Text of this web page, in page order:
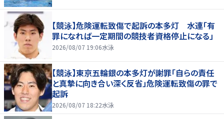
【競泳】危険運転致傷で起訴の本多灯 水連「有
罪になれば一定期間の競技者資格停止になる」
2026/08/07 19:06水泳
【競泳】東京五輪銀の本多灯が謝罪「自らの責任
と真摯に向き合い深く反省」危険運転致傷の罪で
起訴
2026/08/07 18:22水泳